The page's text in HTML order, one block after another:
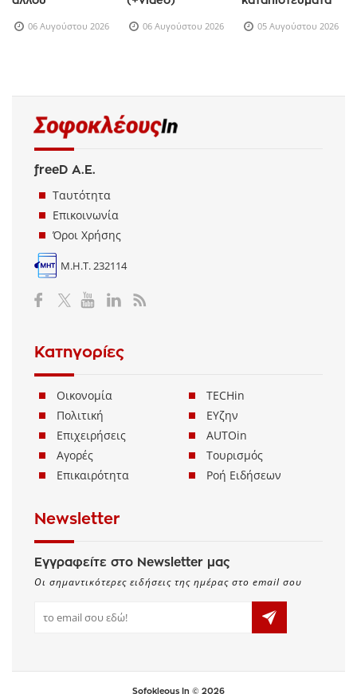
06 Αυγούστου 2026 06 Αυγούστου 2026 05 Αυγούστου 2026
freeD Α.Ε.
Ταυτότητα
Επικοινωνία
Όροι Χρήσης
Μ.Η.Τ. 232114
Κατηγορίες
Οικονομία
Πολιτική
Επιχειρήσεις
Αγορές
Επικαιρότητα
TECHin
ΕΥζην
AUTOin
Τουρισμός
Ροή Ειδήσεων
Newsletter
Εγγραφείτε στο Newsletter μας
Οι σημαντικότερες ειδήσεις της ημέρας στο email σου
Sofokleous In © 2026